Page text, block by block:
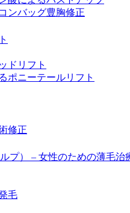
ンバッグ豊胸修正
ドリフト
ポニーテールリフト
修正
プ） – 女性のための薄毛治
毛